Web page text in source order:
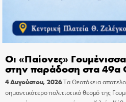
Οι «Παίονες»
στην παράδοση στα 49α
4 Αυγούστου, 2026Τα Θεοτόκεια
σημαντικότερο πολιτιστικό θεσμό της